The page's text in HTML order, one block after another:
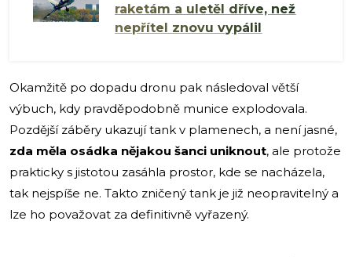
raketám a uletěl dříve, než
nepřítel znovu vypálil
Okamžitě po dopadu dronu pak následoval větší
výbuch, kdy pravděpodobně munice explodovala.
Pozdější záběry ukazují tank v plamenech, a není jasné,
zda měla osádka nějakou šanci uniknout, ale protože
prakticky s jistotou zasáhla prostor, kde se nacházela,
tak nejspíše ne. Takto zničený tank je již neopravitelný a
lze ho považovat za definitivně vyřazený.